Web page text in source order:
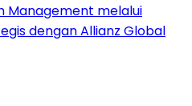
Management melalui
dengan Allianz Global